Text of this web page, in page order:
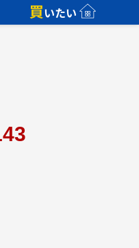
買いたい